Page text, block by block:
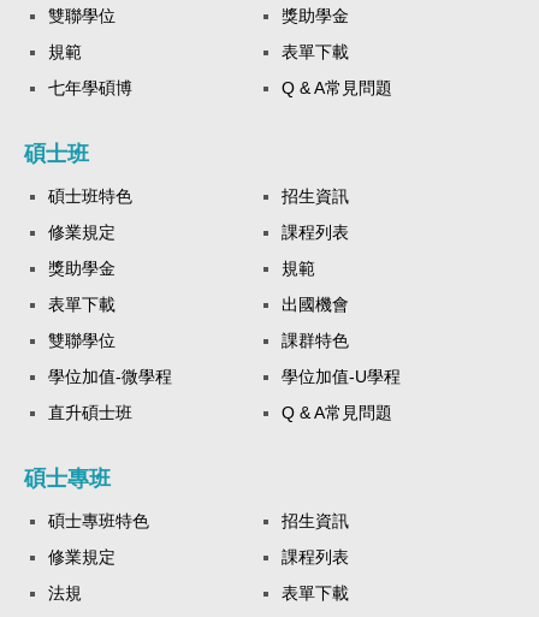
雙聯學位
獎助學金
規範
表單下載
七年學碩博
Q & A常見問題
碩士班
碩士班特色
招生資訊
修業規定
課程列表
獎助學金
規範
表單下載
出國機會
雙聯學位
課群特色
學位加值-微學程
學位加值-U學程
直升碩士班
Q & A常見問題
碩士專班
碩士專班特色
招生資訊
修業規定
課程列表
法規
表單下載